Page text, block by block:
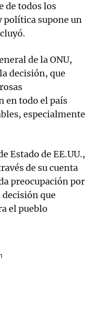
de todos los
política supone un
de la ONU,
decisión, que
en todo el país
especialmente
Estado de EE.UU.,
de su cuenta
preocupación por
que
el pueblo